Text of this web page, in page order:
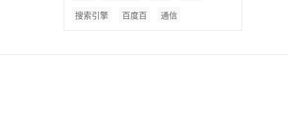
搜索引擎
百度百 通信